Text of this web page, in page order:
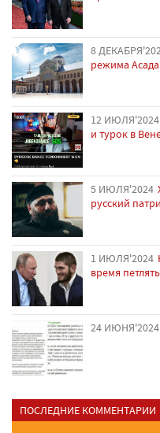
8
режима Асада
12 ИЮЛЯ'2024
и турок в
5 ИЮЛЯ'2024
русский
1 ИЮЛЯ'2024
время петлять
24 ИЮНЯ'2024
ПОСЛЕДНИЕ КОММЕНТАРИИ